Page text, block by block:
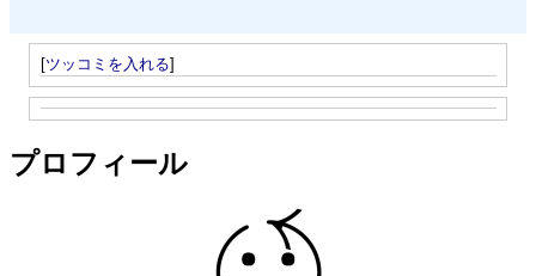
[ツッコミを入れる]
プロフィール